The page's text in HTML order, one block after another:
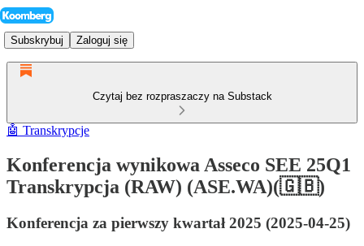
Subskrybuj Zaloguj się
Czytaj bez rozpraszaczy na Substack
🤖 Transkrypcje
Konferencja wynikowa Asseco SEE 25Q1
Transkrypcja (RAW) (ASE.WA)(🇬🇧)
Konferencja za pierwszy kwartał 2025 (2025-04-25)